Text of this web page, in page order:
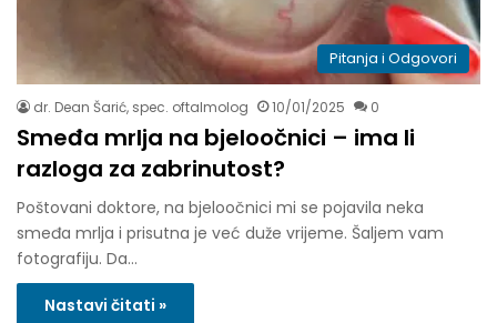
Pitanja i Odgovori
dr. Dean Šarić, spec. oftalmolog 10/01/2025 0
Smeđa mrlja na bjeloočnici – ima li
razloga za zabrinutost?
Poštovani doktore, na bjeloočnici mi se pojavila neka
smeđa mrlja i prisutna je već duže vrijeme. Šaljem vam
fotografiju. Da…
Nastavi čitati »